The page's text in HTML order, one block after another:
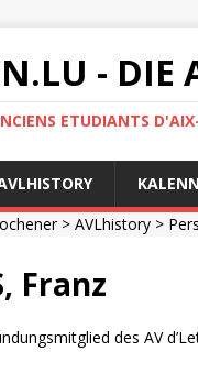
- DIE
ETUDIANTS
> AVLhistory >
Franz
des AV